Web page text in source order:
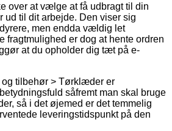
over at vælge at få udbragt til din
ud til dit arbejde. Den viser sig
men endda vældig let
er dog at hente ordren
at du opholder dig tæt på e-
og tilbehør > Tørklæder er
såfremt man skal bruge
så i det øjemed er det temmelig
leveringstidspunkt på den